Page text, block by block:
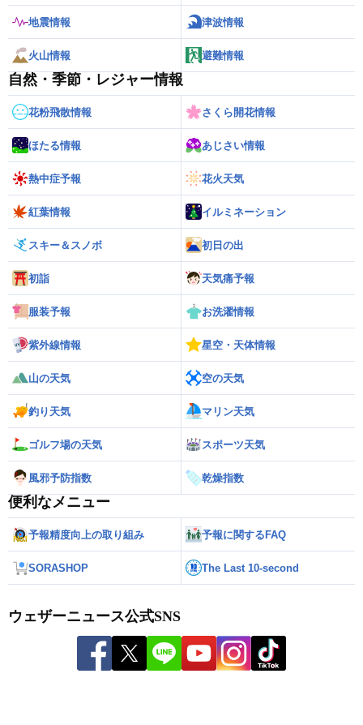
地震情報 津波情報
火山情報 避難情報
自然・季節・レジャー情報
花粉飛散情報 さくら開花情報
ほたる情報 あじさい情報
熱中症予報 花火天気
紅葉情報 イルミネーション
スキー＆スノボ 初日の出
初詣 天気痛予報
服装予報 お洗濯情報
紫外線情報 星空・天体情報
山の天気 空の天気
釣り天気 マリン天気
ゴルフ場の天気 スポーツ天気
風邪予防指数 乾燥指数
便利なメニュー
予報精度向上の取り組み 予報に関するFAQ
SORASHOP The Last 10-second
ウェザーニュース公式SNS